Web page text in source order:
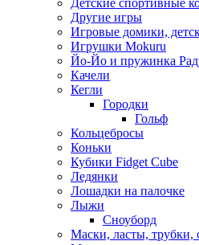
Детские спортивные
Другие игры
Игровые домики,
Игрушки Mokuru
Йо-Йо и пружинка
Качели
Кегли
Городки
Гольф
Кольцебросы
Коньки
Кубики Fidget Cube
Ледянки
Лошадки на палочке
Лыжи
Сноуборд
Маски, ласты, трубки,